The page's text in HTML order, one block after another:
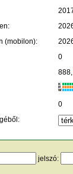
(mobilon):
0
888,
K
R
W
0
jelszó: